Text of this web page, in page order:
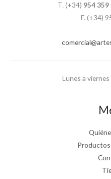
T. (+34) 954 359
F. (+34)
Lunes a